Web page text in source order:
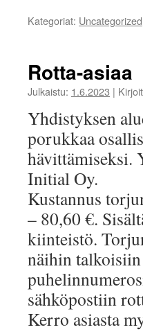
Kategoriat: Uncategorized
Rotta-asiaa
Julkaistu: 1.6.2023 |
Yhdistyksen
porukkaa
hävittämiseksi.
Initial Oy.
Kustannus
– 80,60 €.
kiinteistö.
näihin talkoisiin
sähköpostiin
Kerro asiasta